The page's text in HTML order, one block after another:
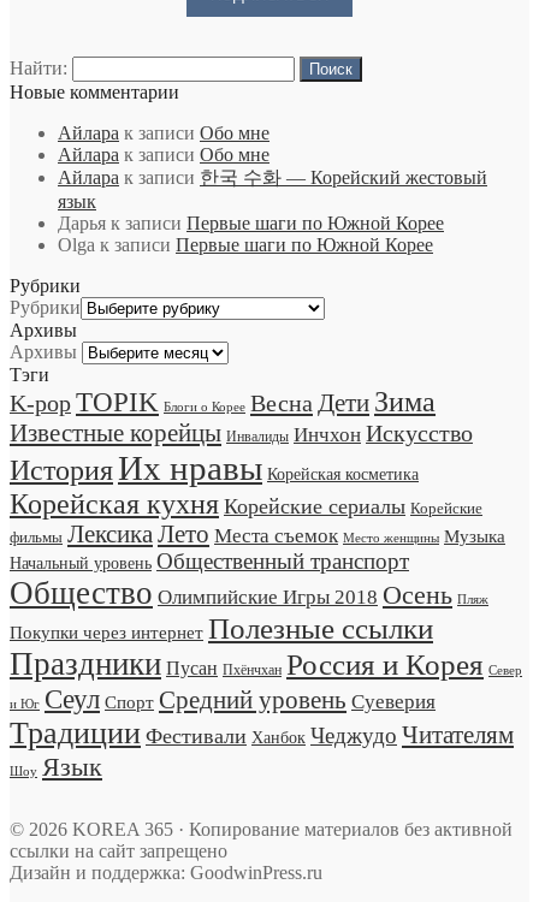
Найти:
Новые комментарии
Айлара к записи Обо мне
Айлара к записи Обо мне
Айлара к записи 한국 수화 — Корейский жестовый
язык
Дарья к записи Первые шаги по Южной Корее
Olga к записи Первые шаги по Южной Корее
Рубрики
Рубрики
Архивы
Архивы
Тэги
K-popTOPIK Блоги о Корее Весна Дети Зима
Известные корейцы Инвалиды Инчхон Искусство
ИсторияИх нравы Корейская косметика
Корейская кухня Корейские сериалы Корейские
фильмы Лексика Лето Места съемок Место женщины Музыка
Начальный уровень Общественный транспорт
Общество Олимпийские Игры 2018 Осень Пляж
Покупки через интернет Полезные ссылки
Праздники Пусан Пхёнчхан Россия и Корея Север
и Юг Сеул Спорт Средний уровень Суеверия
Традиции Фестивали Ханбок Чеджудо Читателям
Шоу Язык
© 2026 KOREA 365 · Копирование материалов без активной
ссылки на сайт запрещено
Дизайн и поддержка: GoodwinPress.ru